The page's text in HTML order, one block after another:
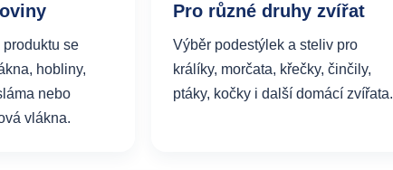
se
hobliny,
nebo
vlákna.
Pro různé druhy zvířat
Výběr podestýlek a steliv pro
králíky, morčata, křečky, činčily,
ptáky, kočky i další domácí zvířata.